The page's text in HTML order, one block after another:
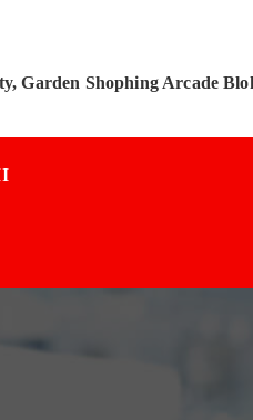
Garden Shophing Arcade